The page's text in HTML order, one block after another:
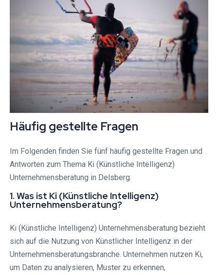
Häufig gestellte Fragen
Im Folgenden finden Sie fünf häufig gestellte Fragen und
Antworten zum Thema Ki (Künstliche Intelligenz)
Unternehmensberatung in Delsberg.
1. Was ist Ki (Künstliche Intelligenz)
Unternehmensberatung?
Ki (Künstliche Intelligenz) Unternehmensberatung bezieht
sich auf die Nutzung von Künstlicher Intelligenz in der
Unternehmensberatungsbranche. Unternehmen nutzen Ki,
um Daten zu analysieren, Muster zu erkennen,